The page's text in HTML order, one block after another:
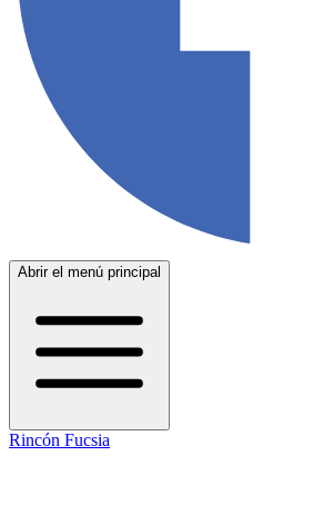
Abrir el menú principal
Rincón Fucsia